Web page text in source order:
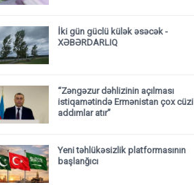
İki gün güclü külək əsəcək -
XƏBƏRDARLIQ
“Zəngəzur dəhlizinin açılması
istiqamətində Ermənistan çox cüzi
addımlar atır”
Yeni təhlükəsizlik platformasının
başlanğıcı